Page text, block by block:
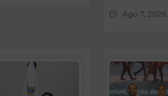
Ago 7, 2026